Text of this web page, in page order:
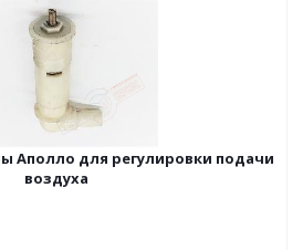
Аполло для регулировки подачи
воздуха